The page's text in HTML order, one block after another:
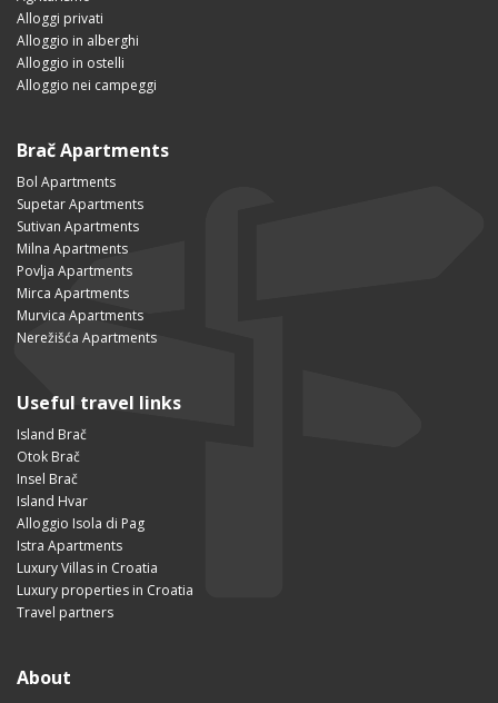
Alloggi privati
Alloggio in alberghi
Alloggio in ostelli
Alloggio nei campeggi
Brač Apartments
Bol Apartments
Supetar Apartments
Sutivan Apartments
Milna Apartments
Povlja Apartments
Mirca Apartments
Murvica Apartments
Nerežišća Apartments
Useful travel links
Island Brač
Otok Brač
Insel Brač
Island Hvar
Alloggio Isola di Pag
Istra Apartments
Luxury Villas in Croatia
Luxury properties in Croatia
Travel partners
About